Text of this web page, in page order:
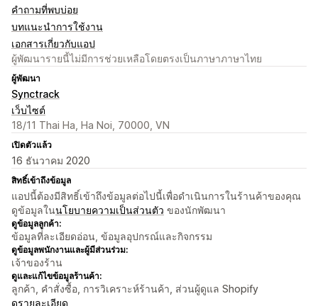
คำถามที่พบบ่อย
บทแนะนำการใช้งาน
เอกสารเกี่ยวกับแอป
ผู้พัฒนารายนี้ไม่มีการช่วยเหลือโดยตรงเป็นภาษาภาษาไทย
ผู้พัฒนา
Synctrack
เว็บไซต์
18/11 Thai Ha, Ha Noi, 70000, VN
เปิดตัวแล้ว
16 ธันวาคม 2020
สิทธิ์เข้าถึงข้อมูล
แอปนี้ต้องมีสิทธิ์เข้าถึงข้อมูลต่อไปนี้เพื่อดำเนินการในร้านค้าของคุณ
ดูข้อมูลในนโยบายความเป็นส่วนตัว ของนักพัฒนา
ดูข้อมูลลูกค้า:
ข้อมูลที่ละเอียดอ่อน, ข้อมูลอุปกรณ์และกิจกรรม
ดูข้อมูลพนักงานและผู้มีส่วนร่วม:
เจ้าของร้าน
ดูและแก้ไขข้อมูลร้านค้า:
ลูกค้า, คำสั่งซื้อ, การวิเคราะห์ร้านค้า, ส่วนผู้ดูแล Shopify
ดูรายละเอียด